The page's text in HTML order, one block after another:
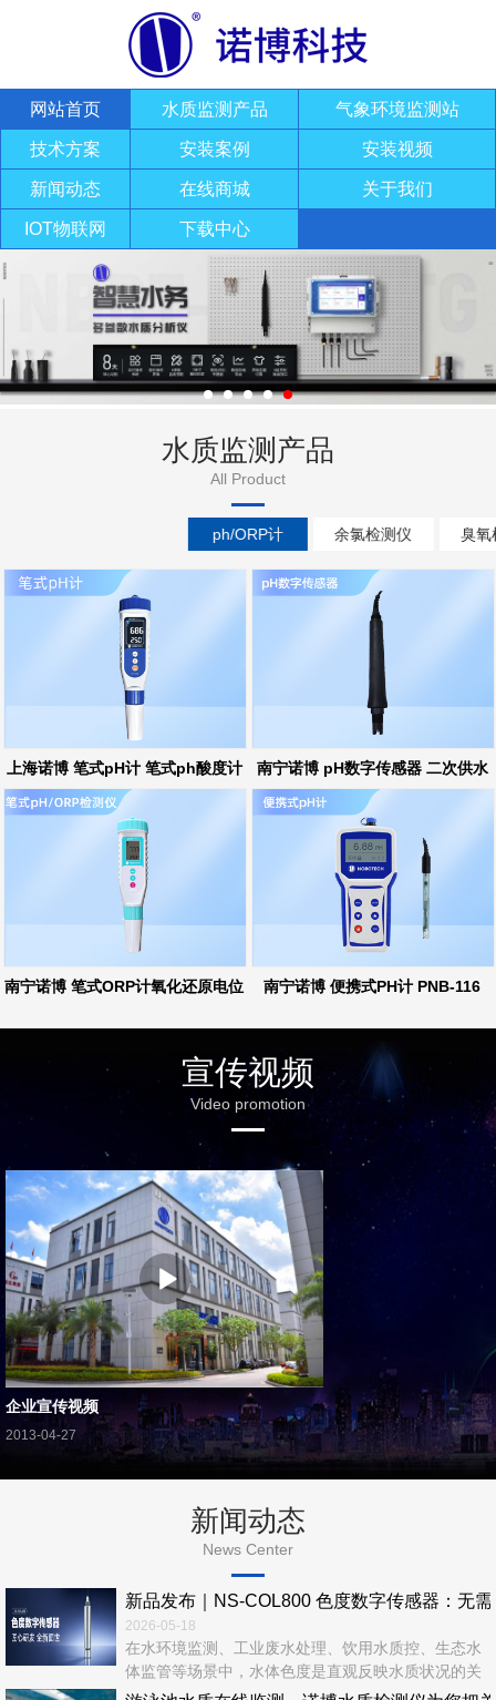
网站首页 水质监测产品 气象环境监测站
技术方案 安装案例 安装视频
新闻动态 在线商城 关于我们
IOT物联网 下载中心
水质监测产品
All Product
ph/ORP计 余氯检测仪 臭氧
上海诺博 笔式pH计 笔式ph酸度计 南宁诺博 pH数字传感器 二次供水
ph在线监测
南宁诺博 笔式ORP计氧化还原电位 南宁诺博 便携式PH计 PNB-116
宣传视频
Video promotion
企业宣传视频
2013-04-27
新闻动态
News Center
新品发布｜NS‑COL800 色度数字传感器：无
2026-05-18
在水环境监测、工业废水处理、饮用水质控、生态水
体监管等场景中，水体色度是直观反映水质状况的关
键指标。传统色度检测依赖实验室化学法，流程繁